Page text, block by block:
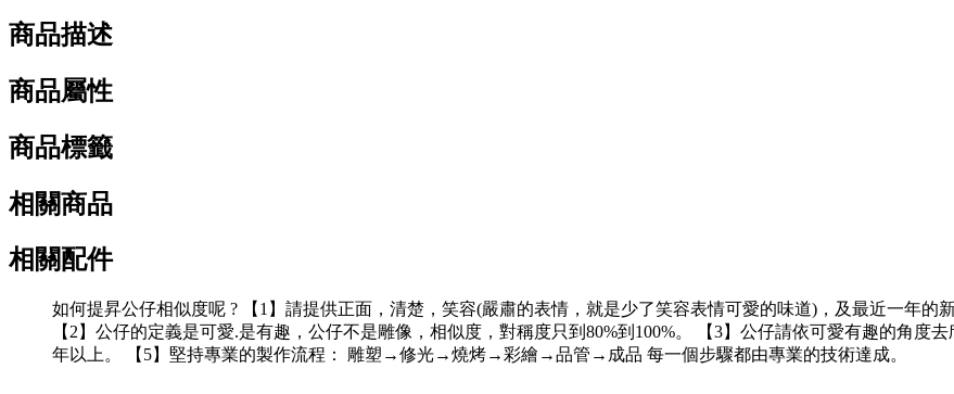
商品描述
商品屬性
商品標籤
相關商品
相關配件
如何提昇公仔相似度呢 ? 【1】請提供正面，清楚，笑容(嚴肅的表情，就是少了笑容表情可愛的味道)，及最近一年
【2】公仔的定義是可愛.是有趣，公仔不是雕像，相似度，對稱度只到80%到100%。 【3】公仔請依可愛有趣的角度
年以上。 【5】堅持專業的製作流程： 雕塑→修光→燒烤→彩繪→品管→成品 每一個步驟都由專業的技術達成。